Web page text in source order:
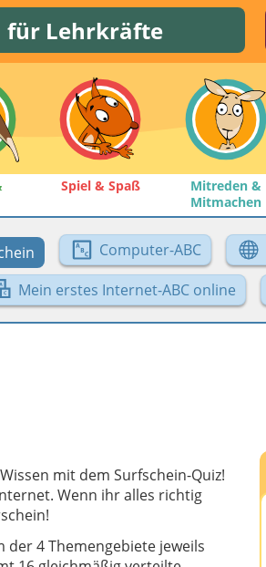
für Lehrkräfte
Spiel & Spaß
Mitreden &
Mitmachen
Computer-ABC
Mein erstes Internet-ABC online
mit dem Surfschein-Quiz!
Wenn ihr alles richtig
4 Themengebiete jeweils